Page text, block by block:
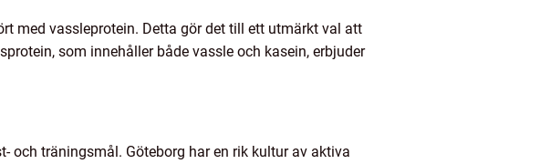
med vassleprotein. Detta gör det till ett utmärkt val att
som innehåller både vassle och kasein, erbjuder
och träningsmål. Göteborg har en rik kultur av aktiva